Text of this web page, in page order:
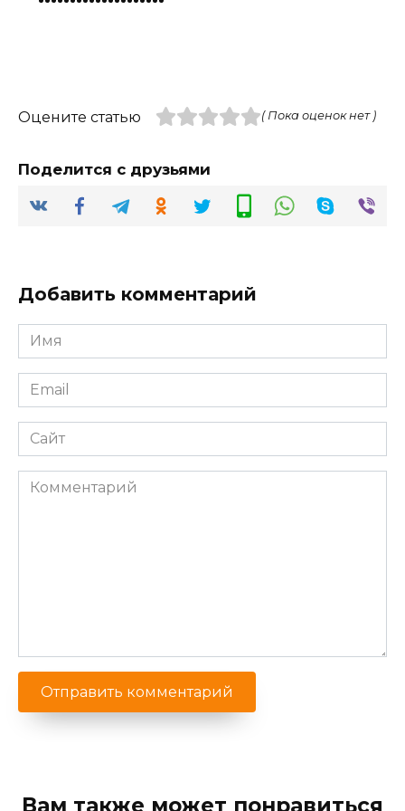
Оцените статью ( Пока оценок нет )
Поделится с друзьями
Добавить комментарий
Имя
*
Email
*
Сайт
Комментарий
Вам также может понравиться